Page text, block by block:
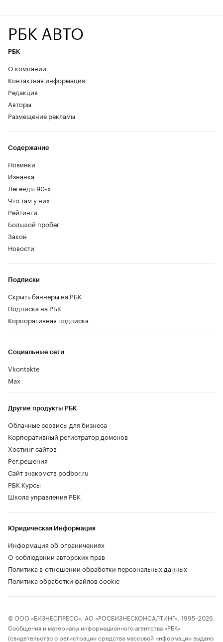
РБК АВТО
РБК
О компании
Контактная информация
Редакция
Авторы
Размещение рекламы
Содержание
Новинки
Изнанка
Легенды 90-х
Что там у них
Рейтинги
Большой пробег
Закон
Новости
Социальные сети
Vkontakte
Max
Другие продукты РБК
Облачные сервисы для бизнеса
Корпоративный регистратор доменов
Хостинг сайтов
Рег.решения
Сайт знакомств podbor.ru
РБК Курсы
Школа управления РБК
Подписки
Скрыть баннеры на РБК
Подписка на РБК
Корпоративная подписка
Юридическая Информация
Информация об ограничениях
О соблюдении авторских прав
Политика в отношении обработки персональных данных
Политика обработки файлов cookie
© ООО «БИЗНЕСПРЕСС», АО «РОСБИЗНЕСКОНСАЛТИНГ», 1995–2026.
Сообщения и материалы информационного агентства «РБК»
(свидетельство о регистрации средства массовой информации выдано